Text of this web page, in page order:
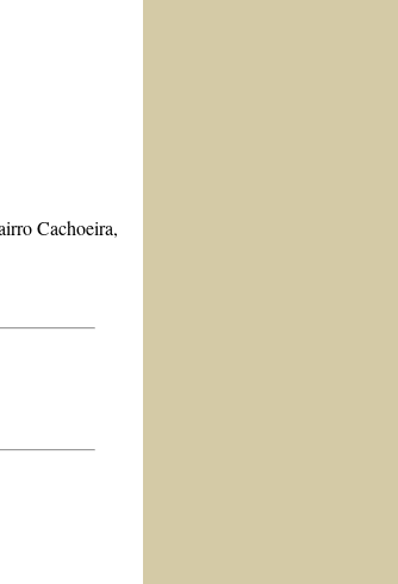
Cachoeira,